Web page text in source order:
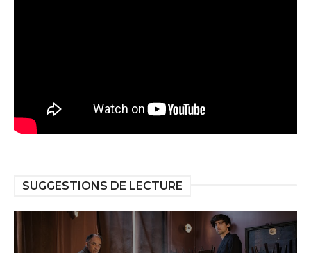
SUGGESTIONS DE LECTURE